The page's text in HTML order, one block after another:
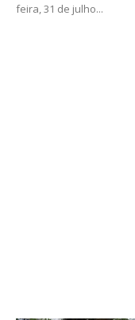
feira, 31 de julho...